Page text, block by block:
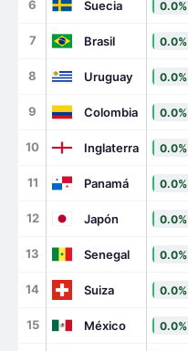
6 Suecia 0.0%
7 Brasil 0.0%
8 Uruguay 0.0%
9 Colombia 0.0%
10 Inglaterra 0.0%
11 Panamá 0.0%
12 Japón 0.0%
13 Senegal 0.0%
14 Suiza 0.0%
15 México 0.0%